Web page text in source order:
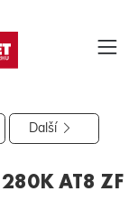
hledat
Další
AT8 ZF